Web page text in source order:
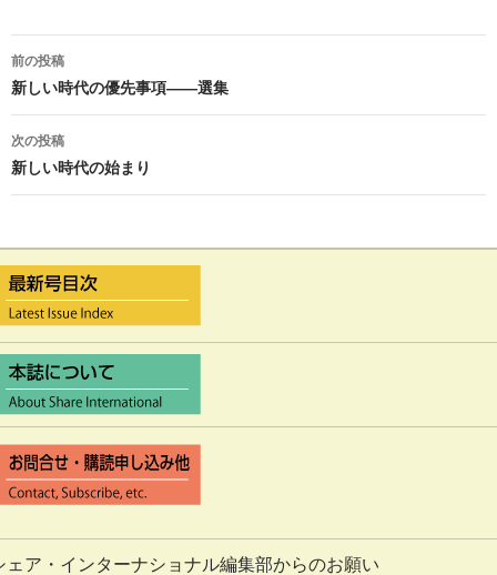
投
稿
ナ
ゲ
ー
シ
ョ
ン
前の投稿
新しい時代の優先事項――選集
次の投稿
新しい時代の始まり
ェア・インターナショナル編集部からのお願い